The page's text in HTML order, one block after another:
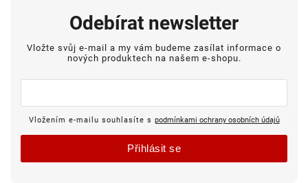
Odebírat newsletter
Vložte svůj e-mail a my vám budeme zasílat informace o
nových produktech na našem e-shopu.
Vložením e-mailu souhlasíte s podmínkami ochrany osobních údajů
Přihlásit se